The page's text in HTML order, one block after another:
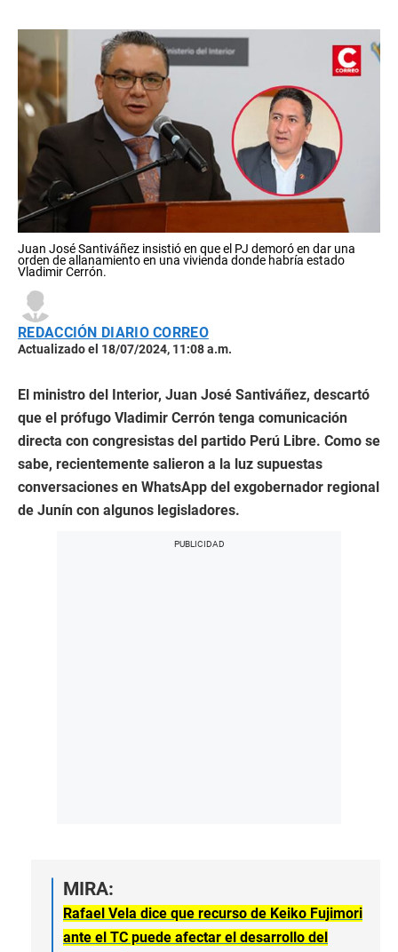
Juan José Santiváñez insistió en que el PJ demoró en dar una
orden de allanamiento en una vivienda donde habría estado
Vladimir Cerrón.
REDACCIÓN DIARIO CORREO
Actualizado el 18/07/2024, 11:08 a.m.
El ministro del Interior, Juan José Santiváñez, descartó
que el prófugo Vladimir Cerrón tenga comunicación
directa con congresistas del partido Perú Libre. Como se
sabe, recientemente salieron a la luz supuestas
conversaciones en WhatsApp del exgobernador regional
de Junín con algunos legisladores.
MIRA:
Rafael Vela dice que recurso de Keiko Fujimori
ante el TC puede afectar el desarrollo del